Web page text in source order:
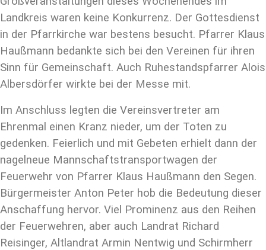
Landkreis waren keine Konkurrenz. Der Gottesdienst
in der Pfarrkirche war bestens besucht. Pfarrer Klaus
Haußmann bedankte sich bei den Vereinen für ihren
Sinn für Gemeinschaft. Auch Ruhestandspfarrer Alois
Albersdörfer wirkte bei der Messe mit.
Im Anschluss legten die Vereinsvertreter am
Ehrenmal einen Kranz nieder, um der Toten zu
gedenken. Feierlich und mit Gebeten erhielt dann der
nagelneue Mannschaftstransportwagen der
Feuerwehr von Pfarrer Klaus Haußmann den Segen.
Bürgermeister Anton Peter hob die Bedeutung dieser
Anschaffung hervor. Viel Prominenz aus den Reihen
der Feuerwehren, aber auch Landrat Richard
Reisinger, Altlandrat Armin Nentwig und Schirmherr